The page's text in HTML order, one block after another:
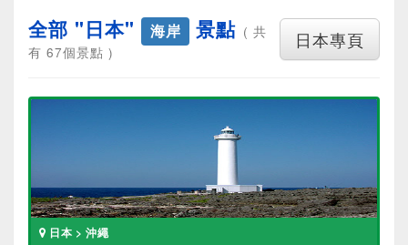
日本專頁
全部 "日本" 海岸 景點 ( 共
有 67個景點 )
日本 > 沖繩